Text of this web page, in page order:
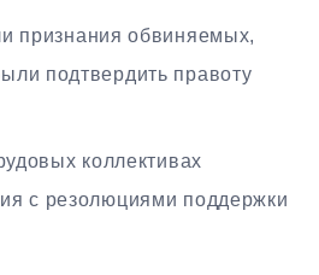
признания обвиняемых,
подтвердить правоту
коллективах
с резолюциями поддержки